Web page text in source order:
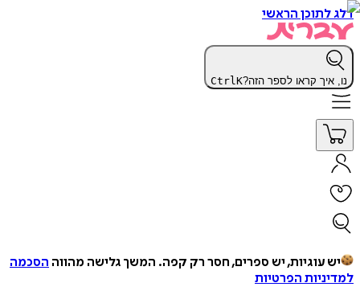
דלג לתוכן הראשי
נו, איך קראו לספר הזה? CtrlK
יש עוגיות, יש ספרים, חסר רק קפה. המשך גלישה מהווה הסכמה
למדיניות הפרטיות